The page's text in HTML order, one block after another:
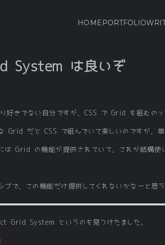
HOME PORTFOLIO
System は良いぞ
きでない自分ですが、CSS で Grid を組むのっ
Grid だと CSS で組んでいて楽しいのですが、
Grid の機能が提供されていて、これが結構使い
ブで、この機能だけ提供してくれないかなーと思う
Grid System というのを見つけたました。